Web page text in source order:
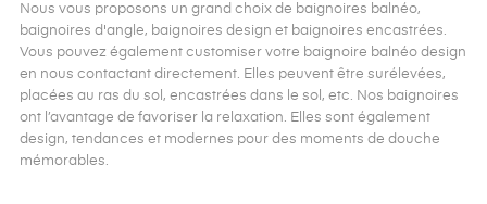
Nous vous proposons un grand choix de baignoires balnéo,
baignoires d'angle, baignoires design et baignoires encastrées.
Vous pouvez également customiser votre baignoire balnéo design
en nous contactant directement. Elles peuvent être surélevées,
placées au ras du sol, encastrées dans le sol, etc. Nos baignoires
ont l’avantage de favoriser la relaxation. Elles sont également
design, tendances et modernes pour des moments de douche
mémorables.